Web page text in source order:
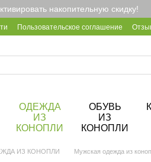
накопительную скидку!
Пользовательское соглашение
ОДЕЖДА
ИЗ
КОНОПЛИ
ОБУВЬ
ИЗ
КОНОПЛИ
ИЗ КОНОПЛИ Мужская одежда из